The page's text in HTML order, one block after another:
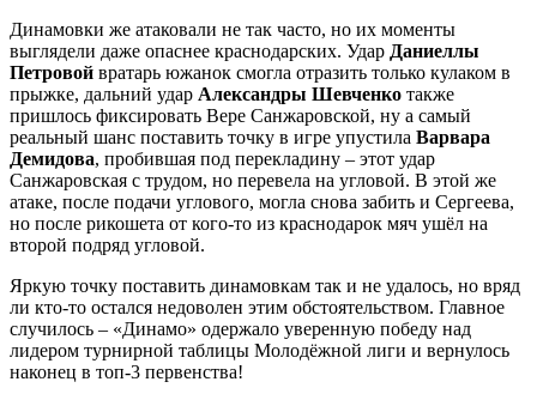
Динамовки же атаковали не так часто, но их моменты
выглядели даже опаснее краснодарских. Удар Даниеллы
Петровой вратарь южанок смогла отразить только кулаком в
прыжке, дальний удар Александры Шевченко также
пришлось фиксировать Вере Санжаровской, ну а самый
реальный шанс поставить точку в игре упустила Варвара
Демидова, пробившая под перекладину – этот удар
Санжаровская с трудом, но перевела на угловой. В этой же
атаке, после подачи углового, могла снова забить и Сергеева,
но после рикошета от кого-то из краснодарок мяч ушёл на
второй подряд угловой.
Яркую точку поставить динамовкам так и не удалось, но вряд
ли кто-то остался недоволен этим обстоятельством. Главное
случилось – «Динамо» одержало уверенную победу над
лидером турнирной таблицы Молодёжной лиги и вернулось
наконец в топ-3 первенства!